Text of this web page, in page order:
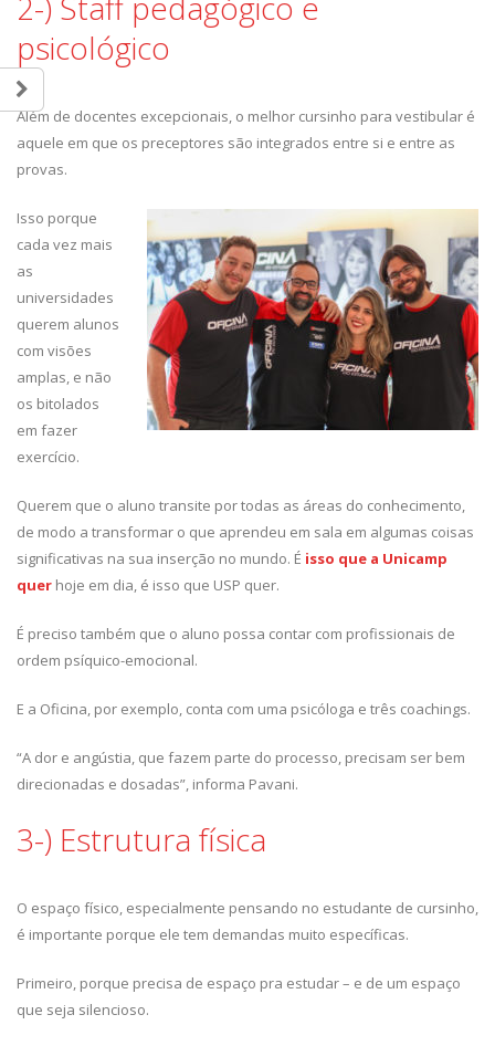
psicológico
Além de docentes excepcionais, o melhor cursinho para vestibular é
aquele em que os preceptores são integrados entre si e entre as
provas.
Isso porque
cada vez mais
as
universidades
querem alunos
com visões
amplas, e não
os bitolados
em fazer
exercício.
Querem que o aluno transite por todas as áreas do conhecimento,
de modo a transformar o que aprendeu em sala em algumas coisas
significativas na sua inserção no mundo. É isso que a Unicamp
quer hoje em dia, é isso que USP quer.
É preciso também que o aluno possa contar com profissionais de
ordem psíquico-emocional.
E a Oficina, por exemplo, conta com uma psicóloga e três coachings.
“A dor e angústia, que fazem parte do processo, precisam ser bem
direcionadas e dosadas”, informa Pavani.
3-) Estrutura física
O espaço físico, especialmente pensando no estudante de cursinho,
é importante porque ele tem demandas muito específicas.
Primeiro, porque precisa de espaço pra estudar – e de um espaço
que seja silencioso.